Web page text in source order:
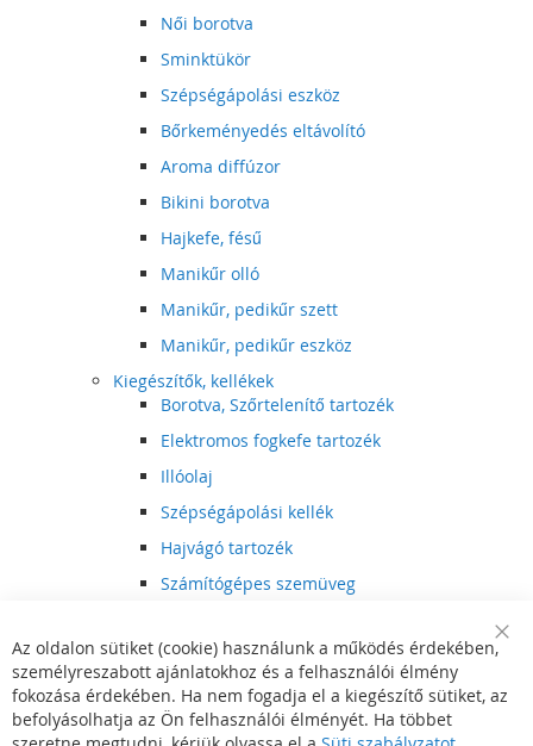
Női borotva
Sminktükör
Szépségápolási eszköz
Bőrkeményedés eltávolító
Aroma diffúzor
Bikini borotva
Hajkefe, fésű
Manikűr olló
Manikűr, pedikűr szett
Manikűr, pedikűr eszköz
Kiegészítők, kellékek
Borotva, Szőrtelenítő tartozék
Elektromos fogkefe tartozék
Illóolaj
Szépségápolási kellék
Hajvágó tartozék
Számítógépes szemüveg
Hajvágó kiegészítő
Szórakoztató elektronika
Multimédia
DVD, BluRay lejátszó
Bar
Az oldalon sütiket (cookie) használunk a működés érdekében,
személyreszabott ajánlatokhoz és a felhasználói élmény
fokozása érdekében. Ha nem fogadja el a kiegészítő sütiket, az
befolyásolhatja az Ön felhasználói élményét. Ha többet